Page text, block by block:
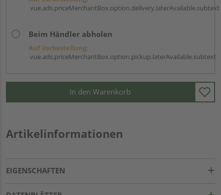
vue.ads.priceMerchantBox.option.delivery.laterAvailable.subtext
Beim Händler abholen
Auf Vorbestellung:
vue.ads.priceMerchantBox.option.pickup.laterAvailable.subtext
In den Warenkorb
Artikelinformationen
EIGENSCHAFTEN